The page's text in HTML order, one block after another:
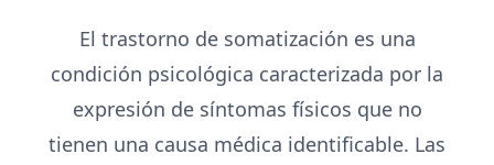
El trastorno de somatización es una
condición psicológica caracterizada por la
expresión de síntomas físicos que no
tienen una causa médica identificable. Las